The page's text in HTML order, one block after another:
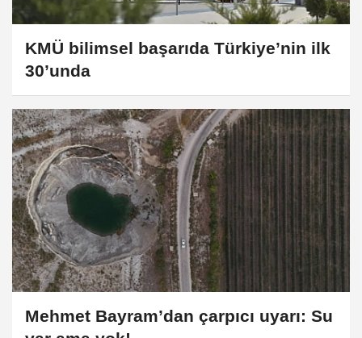
KMÜ bilimsel başarıda Türkiye’nin ilk
30’unda
Mehmet Bayram’dan çarpıcı uyarı: Su